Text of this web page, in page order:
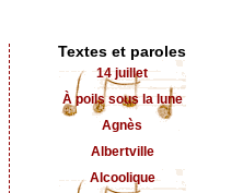
Textes et paroles
14 juillet
À poils sous la lune
Agnès
Albertville
Alcoolique